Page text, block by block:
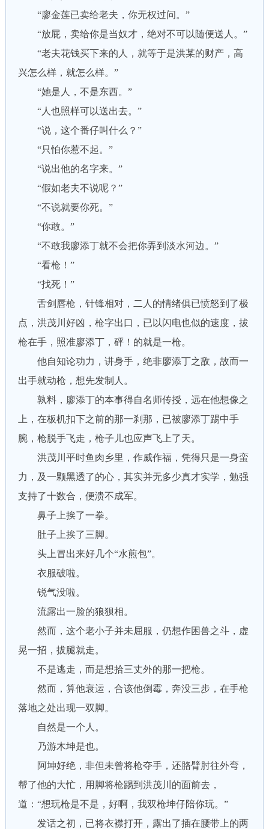
“廖金莲已卖给老夫，你无权过问。”
“放屁，卖给你是当奴才，绝对不可以随便送人。”
“老夫花钱买下来的人，就等于是洪某的财产，高
兴怎么样，就怎么样。”
“她是人，不是东西。”
“人也照样可以送出去。”
“说，这个番仔叫什么？”
“只怕你惹不起。”
“说出他的名字来。”
“假如老夫不说呢？”
“不说就要你死。”
“你敢。”
“不敢我廖添丁就不会把你弄到淡水河边。”
“看枪！”
“找死！”
舌剑唇枪，针锋相对，二人的情绪俱已愤怒到了极
点，洪茂川好凶，枪字出口，已以闪电也似的速度，拔
枪在手，照准廖添丁，砰！的就是一枪。
他自知论功力，讲身手，绝非廖添丁之敌，故而一
出手就动枪，想先发制人。
孰料，廖添丁的本事得自名师传授，远在他想像之
上，在板机扣下之前的那一刹那，已被廖添丁踢中手
腕，枪脱手飞走，枪子儿也应声飞上了天。
洪茂川平时鱼肉乡里，作威作福，凭得只是一身蛮
力，及一颗黑透了的心，其实并无多少真才实学，勉强
支持了十数合，便溃不成军。
鼻子上挨了一拳。
肚子上挨了三脚。
头上冒出来好几个“水煎包”。
衣服破啦。
锐气没啦。
流露出一脸的狼狈相。
然而，这个老小子并未屈服，仍想作困兽之斗，虚
晃一招，拔腿就走。
不是逃走，而是想拾三丈外的那一把枪。
然而，算他衰运，合该他倒霉，奔没三步，在手枪
落地之处出现一双脚。
自然是一个人。
乃游木坤是也。
阿坤好绝，非但未曾将枪夺手，还胳臂肘往外弯，
帮了他的大忙，用脚将枪踢到洪茂川的面前去，
道：“想玩枪是不是，好啊，我双枪坤仔陪你玩。”
发话之初，已将衣襟打开，露出了插在腰带上的两